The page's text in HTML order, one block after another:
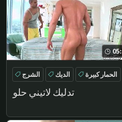
تدليك لاتيني حلو
الشرج الديك
الحمار كبيرة
الحمار